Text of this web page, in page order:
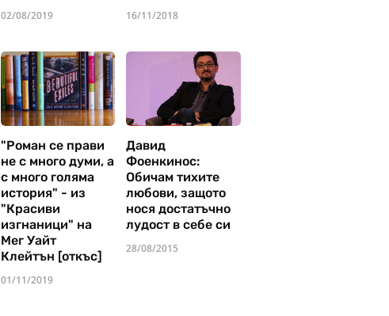
02/08/2019 16/11/2018
"Роман се прави
не с много думи, а
с много голяма
история" - из
"Красиви
изгнаници" на
Мег Уайт
Клейтън [откъс]
01/11/2019
Давид
Фоенкинос:
Обичам тихите
любови, защото
нося достатъчно
лудост в себе си
28/08/2015